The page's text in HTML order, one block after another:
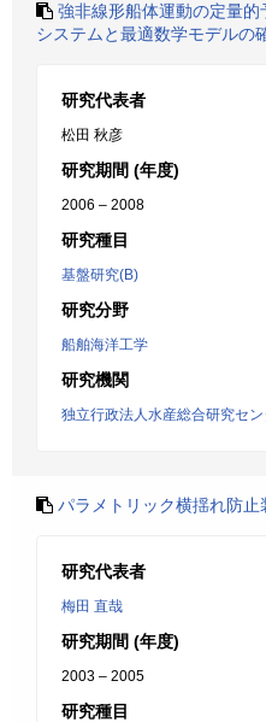
強非線形船体運動の定量
システムと最適数学モデルの
研究代表者
松田 秋彦
研究期間 (年度)
2006 – 2008
研究種目
基盤研究(B)
研究分野
船舶海洋工学
研究機関
独立行政法人水産総合研究セン
パラメトリック横揺れ防止
研究代表者
梅田 直哉
研究期間 (年度)
2003 – 2005
研究種目